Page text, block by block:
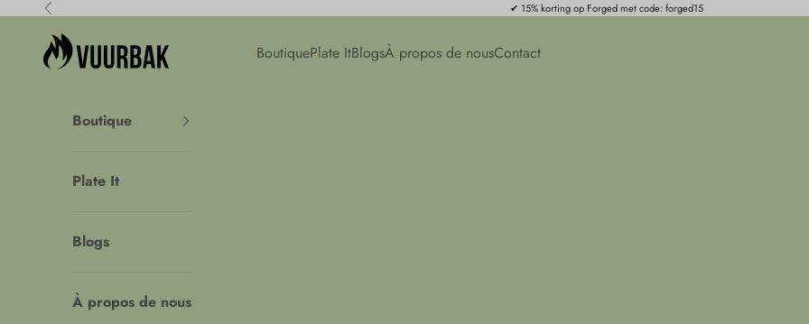
Passer au contenu
Précédent ✔ 15% korting op Forged met code: forged15
Vuurbak BoutiquePlate ItBlogsÀ propos de nousContact
Boutique
Plate It
Blogs
À propos de nous